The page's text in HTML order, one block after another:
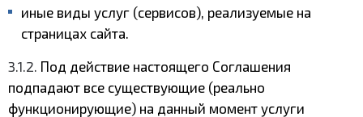
иные виды услуг (сервисов), реализуемые на
страницах сайта.
3.1.2. Под действие настоящего Соглашения
подпадают все существующие (реально
функционирующие) на данный момент услуги